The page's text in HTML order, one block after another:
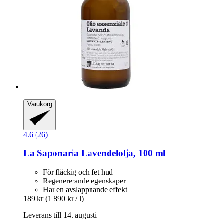
Varukorg
4.6 (26)
La Saponaria Lavendelolja, 100 ml
För fläckig och fet hud
Regenererande egenskaper
Har en avslappnande effekt
189 kr (1 890 kr / l)
Leverans till 14. augusti